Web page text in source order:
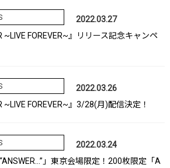
2022.03.27
~LIVE FOREVER~』リリース記念キャンペ
2022.03.26
~LIVE FOREVER~』3/28(月)配信決定！
2022.03.24
」東京会場限定！200枚限定「A